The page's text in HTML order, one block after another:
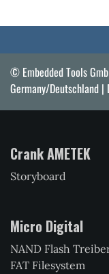
© Embedded Tools
Germany/Deutschland |
Crank AMETEK
Storyboard
Micro Digital
NAND Flash
FAT Filesystem